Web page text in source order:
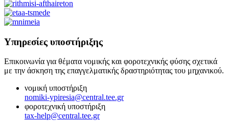
Υπηρεσίες υποστήριξης
Επικοινωνία για θέματα νομικής και φοροτεχνικής φύσης σχετικά
με την άσκηση της επαγγελματικής δραστηριότητας του μηχανικού.
νομική υποστήριξη
nomiki-ypiresia@central.tee.gr
φοροτεχνική υποστήριξη
tax-help@central.tee.gr